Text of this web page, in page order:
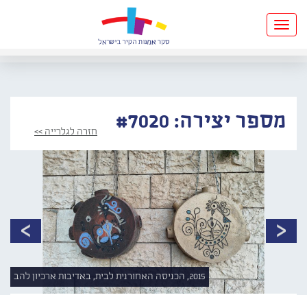
Toggle
navigation
מספר יצירה: #7020 חזרה לגלרייה >>
2015, הכניסה האחורנית לבית, באדיבות ארכיון להב